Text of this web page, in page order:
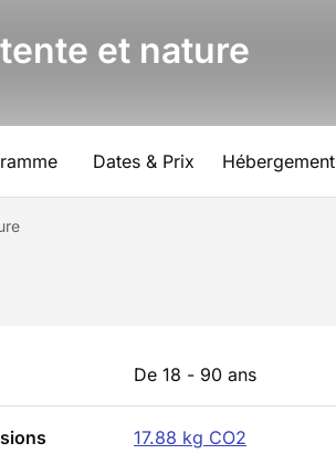
et nature
Dates & Prix Hébergement
De 18 - 90 ans
17.88 kg CO2